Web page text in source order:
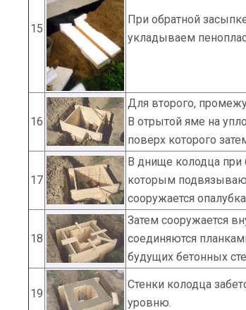
15
При обратной
укладываем
16
Для второго,
В отрытой яме на
поверх которого
17
В днище колодца при
которым
сооружается
18
Затем сооружается
соединяются
будущих бетонных
19
Стенки колодца
уровню.